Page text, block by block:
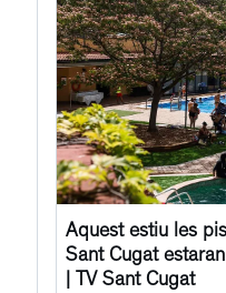
Aquest estiu les
Sant Cugat
| TV Sant Cugat